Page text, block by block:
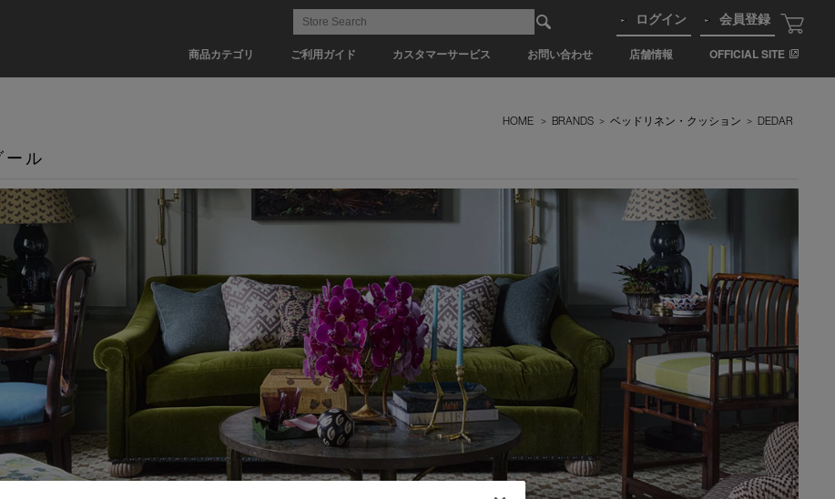
商品カテゴリ ご利用ガイド カスタマーサービス お問い合わせ 店舗情報 OFFICIAL SITE
ログイン 会員登録
HOME > BRANDS > ベッドリネン・クッション > DEDAR
ール